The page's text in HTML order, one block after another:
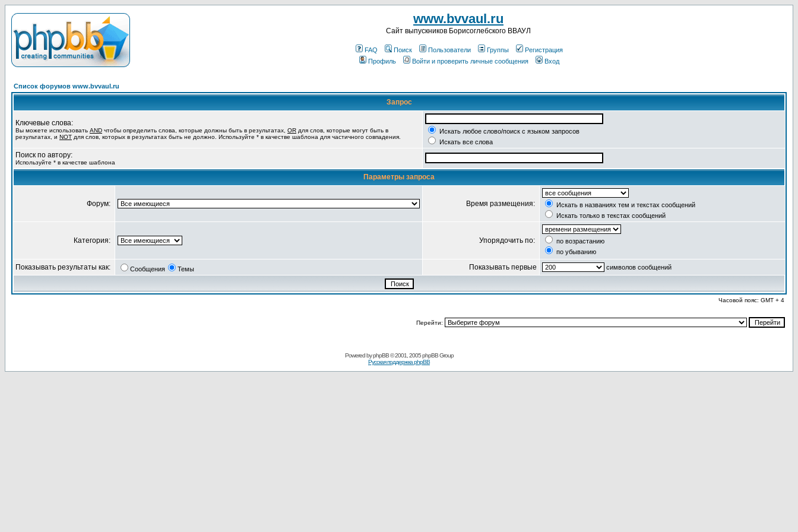
www.bvvaul.ru
Cайт выпускников Борисоглебского ВВАУЛ
FAQ Поиск Пользователи Группы
Регистрация
Профиль
Войти и проверить личные сообщения Вход
Список форумов www.bvvaul.ru
Запрос
Ключевые слова:
Вы можете использовать AND чтобы определить слова, которые должны быть в результатах, OR для слов, которые могут быть в
результатах, и NOT для слов, которых в результатах быть не должно. Используйте * в качестве шаблона для частичного совпадения.
Искать любое слово/поиск с языком запросов
Искать все слова
Поиск по автору:
Используйте * в качестве шаблона
Параметры запроса
Форум: Время размещения:
Искать в названиях тем и текстах сообщений
Искать только в текстах сообщений
Категория: Упорядочить по:
по возрастанию
по убыванию
Показывать результаты как: Сообщения Темы Показывать первые символов сообщений
Часовой пояс: GMT + 4
Перейти:
Powered byphpBB© 2001, 2005 phpBB Group
Русская поддержка phpBB